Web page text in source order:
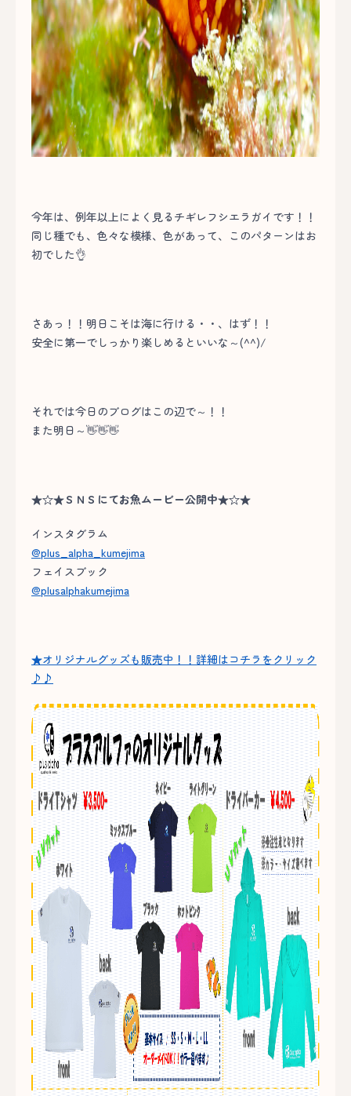
今年は、例年以上によく見るチギレフシエラガイです！！
同じ種でも、色々な模様、色があって、このパターンはお
初でした👌
さあっ！！明日こそは海に行ける・・、はず！！
安全に第一でしっかり楽しめるといいな～(^^)/
それでは今日のブログはこの辺で～！！
また明日～👋👋👋
★☆★ＳＮＳにてお魚ムービー公開中★☆★
インスタグラム
@plus_alpha_kumejima
フェイスブック
@plusalphakumejima
★オリジナルグッズも販売中！！詳細はコチラをクリック
♪♪